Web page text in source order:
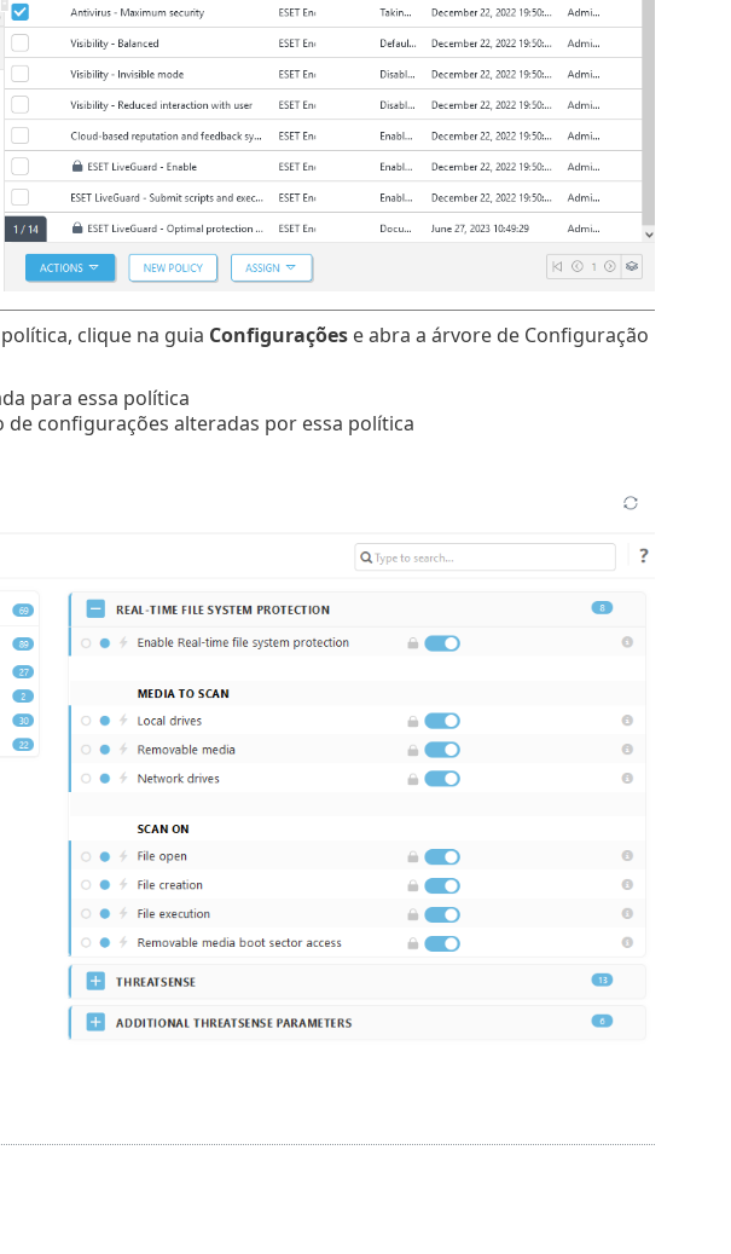
clique na guia Configuraçõese abra a árvore de Configuração
para essa política
configurações alteradas por essa política